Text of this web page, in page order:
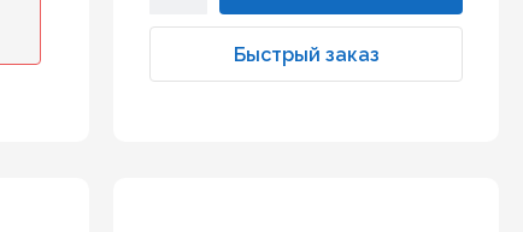
3
Быстрый заказ